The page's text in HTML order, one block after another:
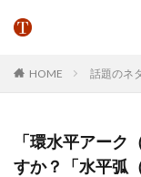
HOME 話題のネ
「環水平アーク
すか？「水平弧